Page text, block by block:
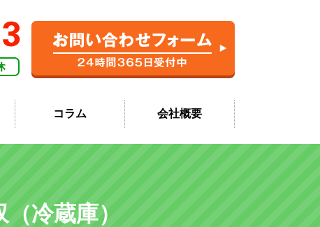
コラム 会社概要
冷蔵庫）